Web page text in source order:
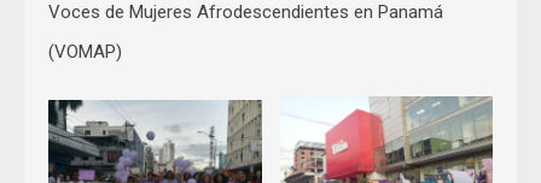
Voces de Mujeres Afrodescendientes en Panamá
(VOMAP)